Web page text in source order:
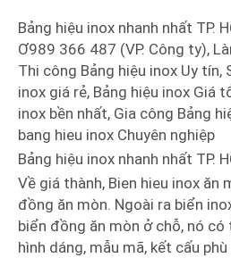
Bảng hiệu inox nhanh nhất TP.
Ơ989 366 487 (VP. Công ty),
Thi công Bảng hiệu inox Uy tín,
inox giá rẻ, Bảng hiệu inox Giá
inox bền nhất, Gia công Bảng
bang hieu inox Chuyên nghiệp
Bảng hiệu inox nhanh nhất TP.
Về giá thành, Bien hieu inox ăn
đồng ăn mòn. Ngoài ra biển
biển đồng ăn mòn ở chỗ, nó
hình dáng, mẫu mã, kết cấu